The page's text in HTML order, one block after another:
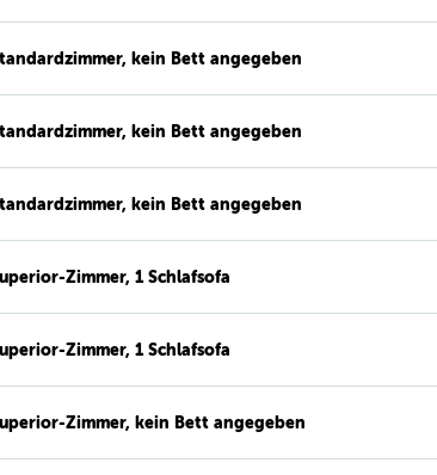
kein Bett angegeben
kein Bett angegeben
kein Bett angegeben
Zimmer, 1 Schlafsofa
Zimmer, 1 Schlafsofa
Zimmer, kein Bett angegeben